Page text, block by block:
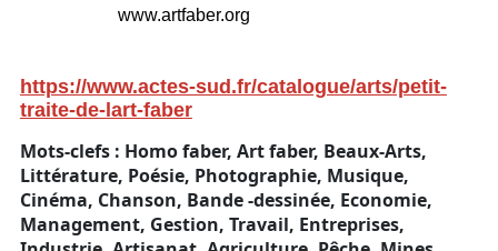
www.artfaber.org
https://www.actes-sud.fr/catalogue/arts/petit-
traite-de-lart-faber
Mots-clefs : Homo faber, Art faber, Beaux-Arts,
Littérature, Poésie, Photographie, Musique,
Cinéma, Chanson, Bande -dessinée, Economie,
Management, Gestion, Travail, Entreprises,